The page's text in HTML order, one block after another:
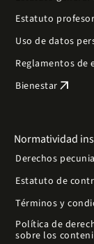
Estatuto
Uso de datos
Reglamentos de
Bienestar arrow_outward
Normatividad
Derechos
Estatuto de
Términos y
Política de
sobre los